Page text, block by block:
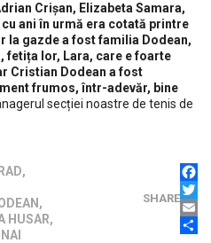
Crișan, Elizabeta Samara,
ani în urmă era cotată printre
la gazde a fost familia Dodean,
fetița lor, Lara, care e foarte
Cristian Dodean a fost
frumos, într-adevăr, bine
secției noastre de tenis de
,
,
HUSAR,
SHARE